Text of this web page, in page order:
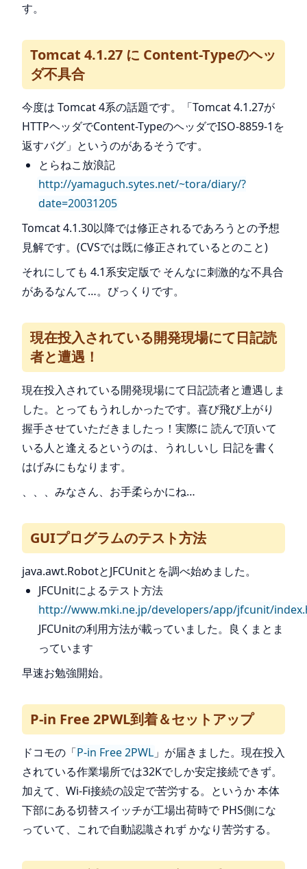
す。
Tomcat 4.1.27 に Content-Typeのヘッ
ダ不具合
今度は Tomcat 4系の話題です。「Tomcat 4.1.27が
HTTPヘッダでContent-TypeのヘッダでISO-8859-1を
返すバグ」というのがあるそうです。
とらねこ放浪記
http://yamaguch.sytes.net/~tora/diary/?
date=20031205
Tomcat 4.1.30以降では修正されるであろうとの予想
見解です。(CVSでは既に修正されているとのこと)
それにしても 4.1系安定版で そんなに刺激的な不具合
があるなんて…。びっくりです。
現在投入されている開発現場にて日記読
者と遭遇！
現在投入されている開発現場にて日記読者と遭遇しま
した。とってもうれしかったです。喜び飛び上がり
握手させていただきましたっ！実際に 読んで頂いて
いる人と逢えるというのは、うれしいし 日記を書く
はげみにもなります。
、、、みなさん、お手柔らかにね…
GUIプログラムのテスト方法
java.awt.RobotとJFCUnitとを調べ始めました。
JFCUnitによるテスト方法
http://www.mki.ne.jp/developers/app/jfcunit/
JFCUnitの利用方法が載っていました。良くまとま
っています
早速お勉強開始。
P-in Free 2PWL到着＆セットアップ
ドコモの「P-in Free 2PWL 」が届きました。現在投入
されている作業場所では32Kでしか安定接続できず。
加えて、Wi-Fi接続の設定で苦労する。というか 本体
下部にある切替スイッチが工場出荷時で PHS側にな
っていて、これで自動認識されず かなり苦労する。